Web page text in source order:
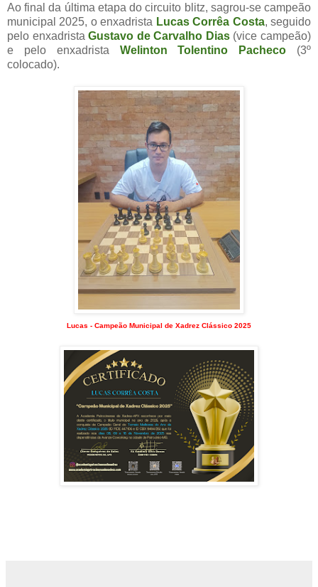
Ao final da última etapa do circuito blitz, sagrou-se campeão
municipal 2025, o enxadrista Lucas Corrêa Costa, seguido
pelo enxadristaGustavo de Carvalho Dias(vice campeão)
e pelo enxadrista Welinton Tolentino Pacheco (3º
colocado).
Lucas - Campeão Municipal de Xadrez Clássico 2025